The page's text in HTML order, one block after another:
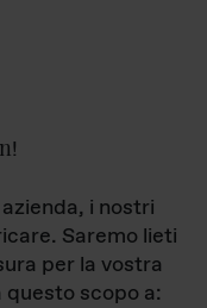
!
i nostri
Saremo lieti
per la vostra
scopo a: